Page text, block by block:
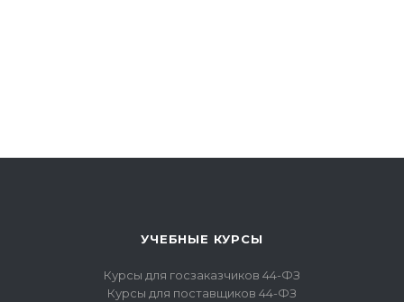
УЧЕБНЫЕ КУРСЫ
Курсы для госзаказчиков 44-ФЗ
Курсы для поставщиков 44-ФЗ